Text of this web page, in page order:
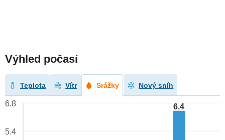
Výhled počasí
Teplota Vítr Srážky Nový sníh
6.4
6.8
5.4